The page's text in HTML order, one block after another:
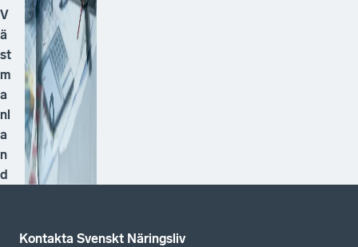
V
ä
st
m
a
nl
a
n
d
Kontakta Svenskt Näringsliv